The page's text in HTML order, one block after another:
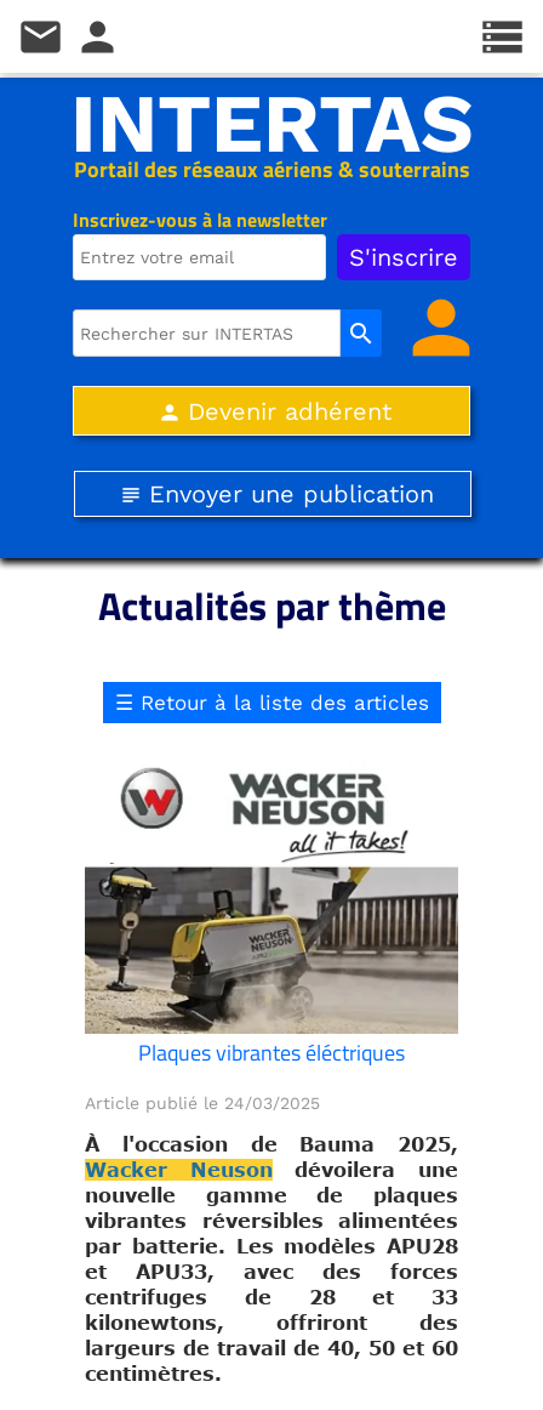
Inscrivez-vous à la newsletter
Portail des réseaux aériens & souterrains
INTERTAS
search person
person Devenir adhérent
subject Envoyer une publication
Actualités par thème
☰ Retour à la liste des articles
Plaques vibrantes éléctriques
Article publié le 24/03/2025
À l'occasion de Bauma 2025,
Wacker Neusondévoilera une
nouvelle gamme de plaques
vibrantes réversibles alimentées
par batterie. Les modèles APU28
et APU33, avec des forces
centrifuges de 28 et 33
kilonewtons, offriront des
largeurs de travail de 40, 50 et 60
centimètres.
storage
mail person